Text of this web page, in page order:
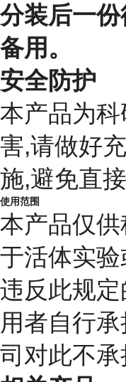
分装后一
备用。
安全防护
本产品为
害,请做好
施,避免直
使用范围
本产品仅
于活体实
违反此规
用者自行
司对此不承